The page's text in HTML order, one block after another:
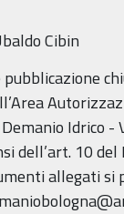
Cibin
Idrico -
dell’art. 10
allegati